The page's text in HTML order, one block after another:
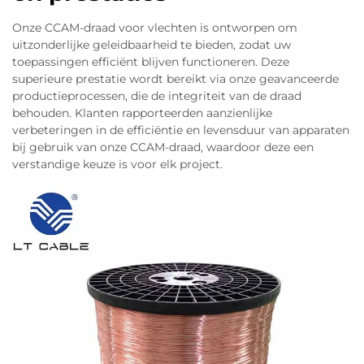
gesteld voor waar deze materialen mogen worden
toegepast. Meestal beperken zij CCA tot circuits
die minder dan 20 ampère trekken en verbieden
het volledig in elk systeem waarbij veiligheid een
rol speelt. De reden voor deze beperking? Er zijn
nog steeds betrouwbaarheidsproblemen. Tests
tonen aan dat aluminiumverbindingen bij
temperatuurwisselingen over de tijd ongeveer 30
procent meer contactweerstand ontwikkelen. En
wat betreft trillingen, gaan CCA-
krimpverbindingen volgens de SAE USCAR-21-
norm bijna drie keer sneller kapot dan koperen
verbindingen in kabelbomen die op ophangingen
zijn gemonteerd. Deze testresultaten wijzen op
ernstige tekortkomingen in de huidige normen,
met name ten aanzien van de weerstand van
deze materialen tegen corrosie gedurende
Onze CCAM-draad voor vlechten is ontworpen om
uitzonderlijke geleidbaarheid te bieden, zodat uw
toepassingen efficiënt blijven functioneren. Deze
superieure prestatie wordt bereikt via onze geavanceerde
productieprocessen, die de integriteit van de draad
behouden. Klanten rapporteerden aanzienlijke
verbeteringen in de efficiëntie en levensduur van apparaten
bij gebruik van onze CCAM-draad, waardoor deze een
verstandige keuze is voor elk project.